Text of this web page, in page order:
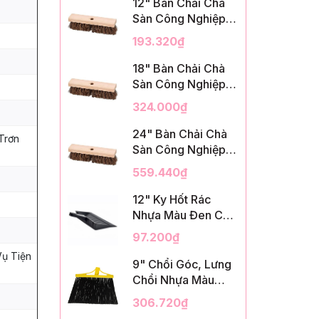
Tiện
12" Bàn Chải Chà
Sàn Công Nghiệp,
Sợi Palmyra, InsuX
INXDS1, 12
Cái/Thùng (12"
Brush Deck Scrub,
193.320₫
18" Bàn Chải Chà
Sàn Công Nghiệp,
Sợi Palmyra, InsuX
INXDS2, 12
Cái/Thùng (18"
Brush Deck Scrub,
324.000₫
24" Bàn Chải Chà
Sàn Công Nghiệp,
Sợi Palmyra, InsuX
INXDS2, 12
Cái/Thùng (24"
Brush Deck Scrub ,
559.440₫
12" Ky Hốt Rác
Nhựa Màu Đen Có
Tay Cầm, InsuX
INXSHD01, 12
Cái/Thùng, Mã
IMPA 174141 (12"
Black Plastic)
97.200₫
9" Chổi Góc, Lưng
Chổi Nhựa Màu
Vàng, Lông PET
Màu Đen, Kèm Cán
306.720₫